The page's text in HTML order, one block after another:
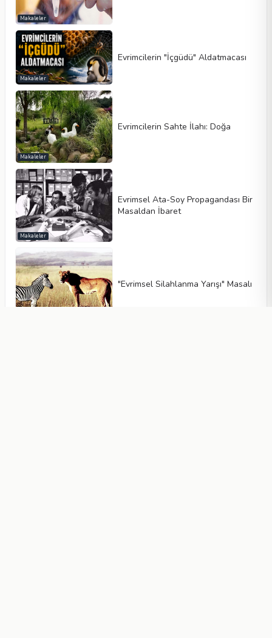
Makaleler
Makaleler
Evrimcilerin "İçgüdü" Aldatmacası
Makaleler
Evrimcilerin Sahte İlahı: Doğa
Makaleler
Evrimsel Ata-Soy Propagandası Bir
Masaldan İbaret
"Evrimsel Silahlanma Yarışı" Masalı